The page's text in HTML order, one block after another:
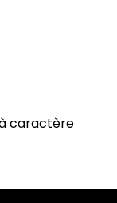
caractère